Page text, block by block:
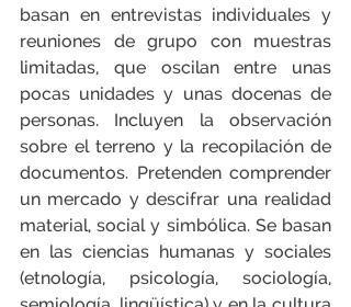
basan en entrevistas individuales y
reuniones de grupo con muestras
limitadas, que oscilan entre unas
pocas unidades y unas docenas de
personas. Incluyen la observación
sobre el terreno y la recopilación de
documentos. Pretenden comprender
un mercado y descifrar una realidad
material, social y simbólica. Se basan
en las ciencias humanas y sociales
(etnología, psicología, sociología,